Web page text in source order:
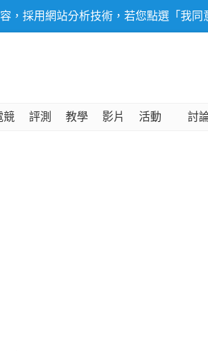
，採用網站分析技術，若您點選「我
競 評測 教學 影片 活動 討